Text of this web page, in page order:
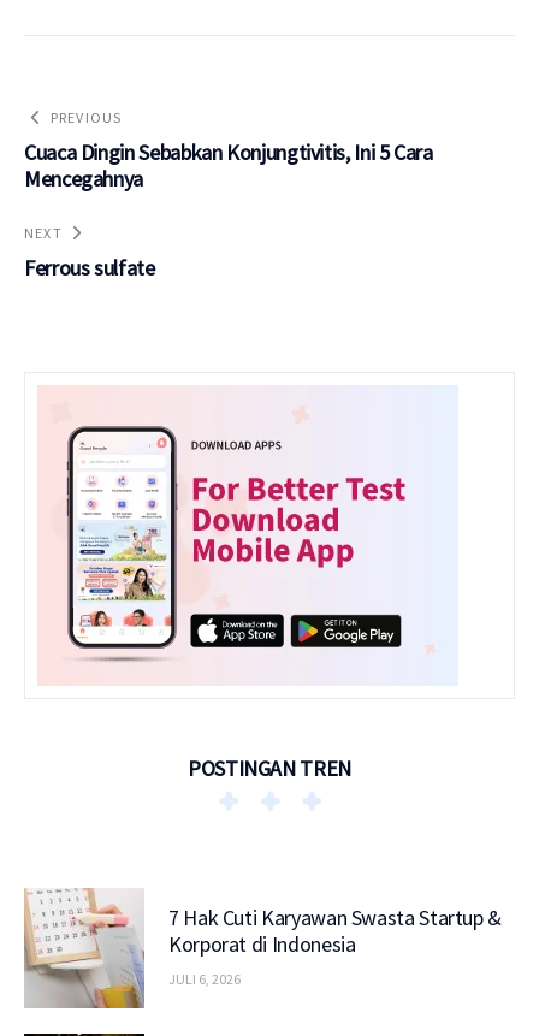
PREVIOUS
Cuaca Dingin Sebabkan Konjungtivitis, Ini 5 Cara
Mencegahnya
NEXT
Ferrous sulfate
POSTINGAN TREN
7 Hak Cuti Karyawan Swasta Startup &
Korporat di Indonesia
JULI 6, 2026